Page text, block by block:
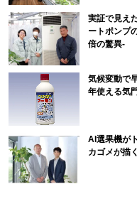
実証で見え
ートポンプ
倍の驚異-
気候変動で
年使える気
AI選果機が
カゴメが描